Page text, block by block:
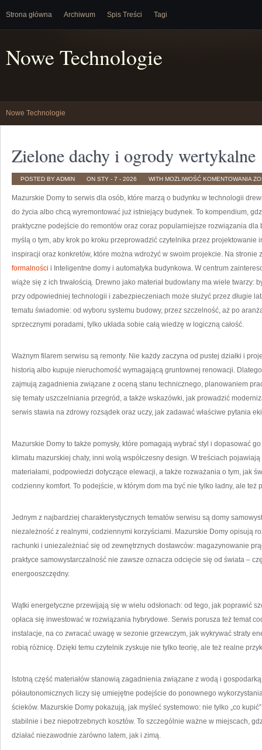
Strona główna Archiwum Spis Treści Tagi
Nowe Technologie
Nowe Technologie
Zielone dachy i ogrody wertykalne
POSTED BY ADMIN ON STY - 7 - 2026 WITH MOŻLIWOŚĆ KOMENTOWANIA
Mazurskie Domy to serwis dla osób, które marzą o budynku w technologii
do życia albo chcą wyremontować już istniejący budynek. To kompendium,
praktyczne podejście do remontów oraz coraz popularniejsze rozwiązania
myślą o tym, aby krok po kroku przeprowadzić czytelnika przez
inspiracji oraz konkretów, które można wdrożyć w swoim projekcie. Na
formalności i Inteligentne domy i automatyka budynkowa. W centrum
wiąże się z ich trwałością. Drewno jako materiał budowlany ma wiele twarzy:
przy odpowiedniej technologii i zabezpieczeniach może służyć przez długie
tematu świadomie: od wyboru systemu budowy, przez szczelność, aż po
sprzecznymi poradami, tylko układa sobie całą wiedzę w logiczną całość.
Ważnym filarem serwisu są remonty. Nie każdy zaczyna od pustej działki i
historią albo kupuje nieruchomość wymagającą gruntownej renowacji.
zajmują zagadnienia związane z oceną stanu technicznego, planowaniem
się tematy uszczelniania przegród, a także wskazówki, jak prowadzić
serwis stawia na zdrowy rozsądek oraz uczy, jak zadawać właściwe pytania
Mazurskie Domy to także pomysły, które pomagają wybrać styl i dopasować
klimatu mazurskiej chaty, inni wolą współczesny design. W treściach
materiałami, podpowiedzi dotyczące elewacji, a także rozważania o tym, jak
codzienny komfort. To podejście, w którym dom ma być nie tylko ładny, ale też
Jednym z najbardziej charakterystycznych tematów serwisu są domy
niezależność z realnymi, codziennymi korzyściami. Mazurskie Domy opisują
rachunki i uniezależniać się od zewnętrznych dostawców: magazynowanie
praktyce samowystarczalność nie zawsze oznacza odcięcie się od świata –
energooszczędny.
Wątki energetyczne przewijają się w wielu odsłonach: od tego, jak poprawić
opłaca się inwestować w rozwiązania hybrydowe. Serwis porusza też temat
instalacje, na co zwracać uwagę w sezonie grzewczym, jak wykrywać straty
robią różnicę. Dzięki temu czytelnik zyskuje nie tylko teorię, ale też realne
Istotną część materiałów stanowią zagadnienia związane z wodą i
półautonomicznych liczy się umiejętne podejście do ponownego
ścieków. Mazurskie Domy pokazują, jak myśleć systemowo: nie tylko „co kupić”,
stabilnie i bez niepotrzebnych kosztów. To szczególnie ważne w miejscach,
działać niezawodnie zarówno latem, jak i zimą.